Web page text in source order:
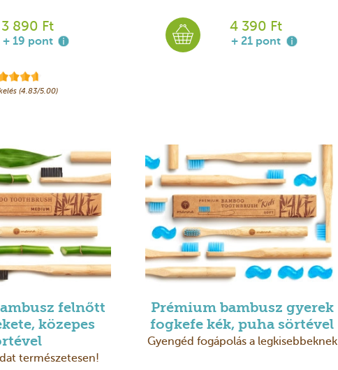
3 890 Ft
+ 19 pont
(4.83/5.00)
4 390 Ft
+ 21 pont
felnőtt
közepes
természetesen!
Prémium bambusz gyerek
fogkefe kék, puha sörtével
Gyengéd fogápolás a legkisebbeknek